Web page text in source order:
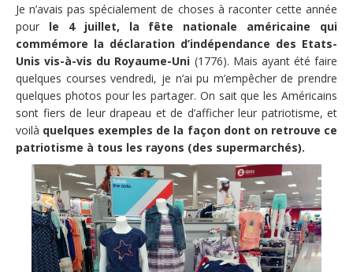
Je n’avais pas spécialement de choses à raconter cette année
pour le 4 juillet, la fête nationale américaine qui
commémore la déclaration d’indépendance des Etats-
Unis vis-à-vis du Royaume-Uni (1776). Mais ayant été faire
quelques courses vendredi, je n’ai pu m’empêcher de prendre
quelques photos pour les partager. On sait que les Américains
sont fiers de leur drapeau et de d’afficher leur patriotisme, et
voilà quelques exemples de la façon dont on retrouve ce
patriotisme à tous les rayons (des supermarchés).